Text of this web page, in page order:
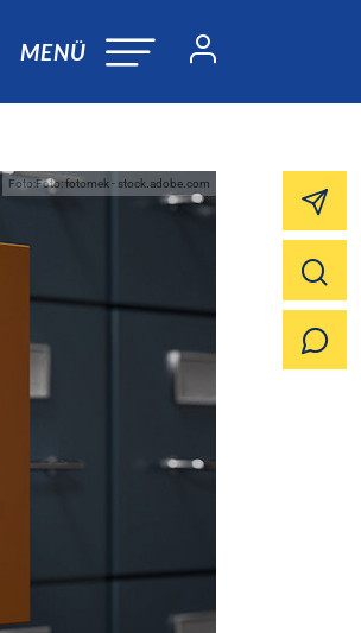
MENÜ
Foto:Foto: fotomek - stock.adobe.com